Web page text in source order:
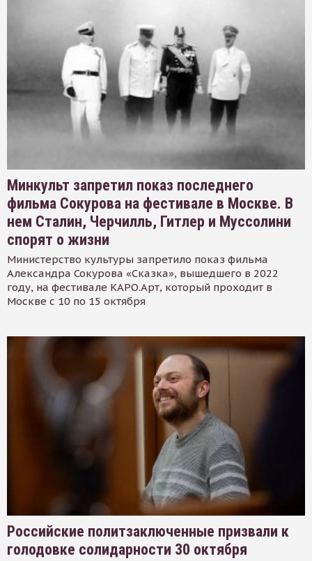
Минкульт запретил показ последнего
фильма Сокурова на фестивале в Москве. В
нем Сталин, Черчилль, Гитлер и Муссолини
спорят о жизни
Министерство культуры запретило показ фильма
Александра Сокурова «Сказка», вышедшего в 2022
году, на фестивале КАРО.Арт, который проходит в
Москве с 10 по 15 октября
Российские политзаключенные призвали к
голодовке солидарности 30 октября